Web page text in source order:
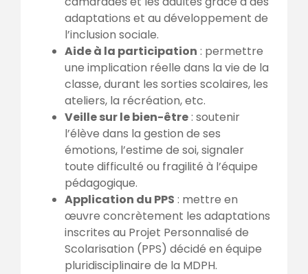
adaptations et au développement de
l’inclusion sociale.
Aide à la participation : permettre
une implication réelle dans la vie de la
classe, durant les sorties scolaires, les
ateliers, la récréation, etc.
Veille sur le bien-être: soutenir
l’élève dans la gestion de ses
émotions, l’estime de soi, signaler
toute difficulté ou fragilité à l’équipe
pédagogique.
Application du PPS : mettre en
œuvre concrètement les adaptations
inscrites au Projet Personnalisé de
Scolarisation (PPS) décidé en équipe
pluridisciplinaire de la MDPH.